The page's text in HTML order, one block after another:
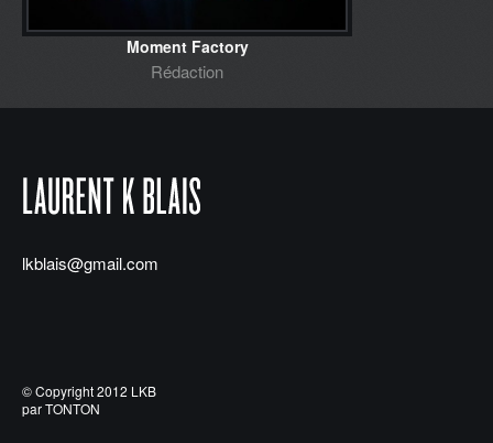
Moment Factory
Rédaction
lkblais@gmail.com
© Copyright 2012 LKB
par TONTON